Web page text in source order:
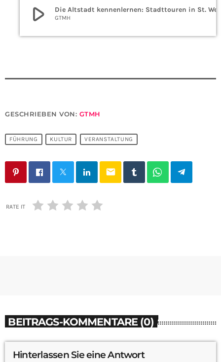
play_arrow GTMH
GESCHRIEBEN VON: GTMH
FÜHRUNG KULTUR VERANSTALTUNG
email
RATE IT
BEITRAGS-KOMMENTARE (0)
Hinterlassen Sie eine Antwort